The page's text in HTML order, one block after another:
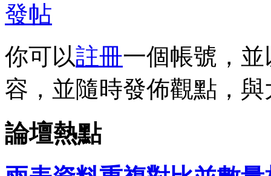
發帖
你可以註冊一個帳號，並
容，並隨時發佈觀點，
論壇熱點